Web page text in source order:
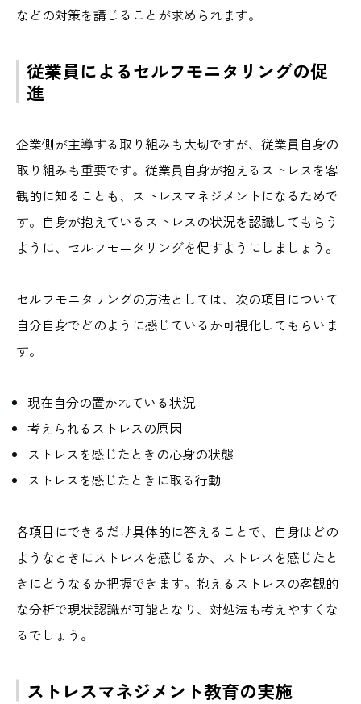
などの対策を講じることが求められます。
従業員によるセルフモニタリングの促
進
企業側が主導する取り組みも大切ですが、従業員自身の
取り組みも重要です。従業員自身が抱えるストレスを客
観的に知ることも、ストレスマネジメントになるためで
す。自身が抱えているストレスの状況を認識してもらう
ように、セルフモニタリングを促すようにしましょう。
セルフモニタリングの方法としては、次の項目について
自分自身でどのように感じているか可視化してもらいま
す。
現在自分の置かれている状況
考えられるストレスの原因
ストレスを感じたときの心身の状態
ストレスを感じたときに取る行動
各項目にできるだけ具体的に答えることで、自身はどの
ようなときにストレスを感じるか、ストレスを感じたと
きにどうなるか把握できます。抱えるストレスの客観的
な分析で現状認識が可能となり、対処法も考えやすくな
るでしょう。
ストレスマネジメント教育の実施